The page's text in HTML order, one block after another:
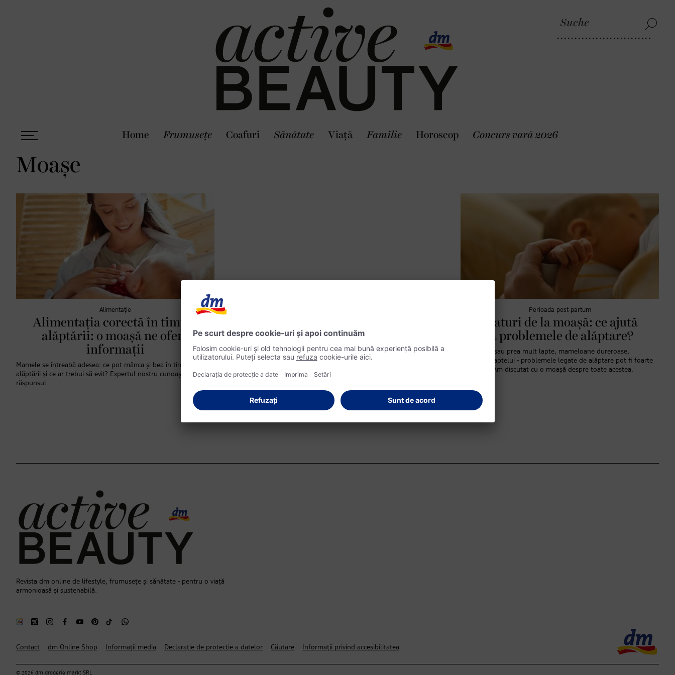
Home Frumusețe Coafuri Sănătate Viaţă Familie Horoscop Concurs vară 2026
Moașe
Alimentație
Alimentația corectă în timpul
alăptării: o moașă ne oferă
informații
Mamele se întreabă adesea: ce pot mânca și bea în timpul
alăptării și ce ar trebui să evit? Expertul nostru cunoaște
răspunsul.
Perioada post-partum
Sfaturi de la moașă: ce ajută
la problemele de alăptare?
Prea puțin sau prea mult lapte, mameloane dureroase,
congestia laptelui - problemele legate de alăptare pot fi foarte
stresante. Am discutat cu o moașă despre toate acestea.
Revista dm online de lifestyle, frumusețe și sănătate - pentru o viață
armonioasă și sustenabilă.
Contact dm Online Shop Informații media Declarație de protecție a datelor Căutare Informații privind accesibilitatea
© 2026 dm drogerie markt SRL